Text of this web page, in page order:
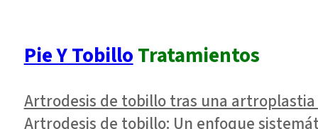
Pie Y TobilloTratamientos
Artrodesis de tobillo tras una
Artrodesis de tobillo: Un enfoque